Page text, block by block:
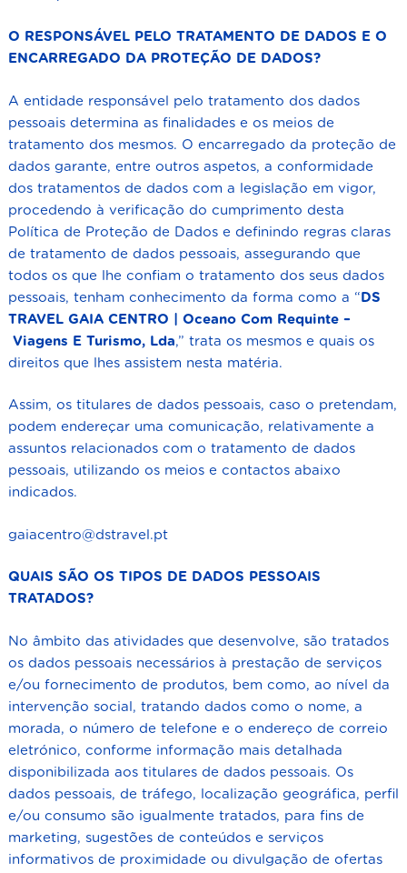
O RESPONSÁVEL PELO TRATAMENTO DE DADOS E O
ENCARREGADO DA PROTEÇÃO DE DADOS?
A entidade responsável pelo tratamento dos dados
pessoais determina as finalidades e os meios de
tratamento dos mesmos. O encarregado da proteção de
dados garante, entre outros aspetos, a conformidade
dos tratamentos de dados com a legislação em vigor,
procedendo à verificação do cumprimento desta
Política de Proteção de Dados e definindo regras claras
de tratamento de dados pessoais, assegurando que
todos os que lhe confiam o tratamento dos seus dados
pessoais, tenham conhecimento da forma como a “DS
TRAVEL GAIA CENTRO | Oceano Com Requinte –
Viagens E Turismo, Lda,” trata os mesmos e quais os
direitos que lhes assistem nesta matéria.
Assim, os titulares de dados pessoais, caso o pretendam,
podem endereçar uma comunicação, relativamente a
assuntos relacionados com o tratamento de dados
pessoais, utilizando os meios e contactos abaixo
indicados.
gaiacentro@dstravel.pt
QUAIS SÃO OS TIPOS DE DADOS PESSOAIS
TRATADOS?
No âmbito das atividades que desenvolve, são tratados
os dados pessoais necessários à prestação de serviços
e/ou fornecimento de produtos, bem como, ao nível da
intervenção social, tratando dados como o nome, a
morada, o número de telefone e o endereço de correio
eletrónico, conforme informação mais detalhada
disponibilizada aos titulares de dados pessoais. Os
dados pessoais, de tráfego, localização geográfica, perfil
e/ou consumo são igualmente tratados, para fins de
marketing, sugestões de conteúdos e serviços
informativos de proximidade ou divulgação de ofertas